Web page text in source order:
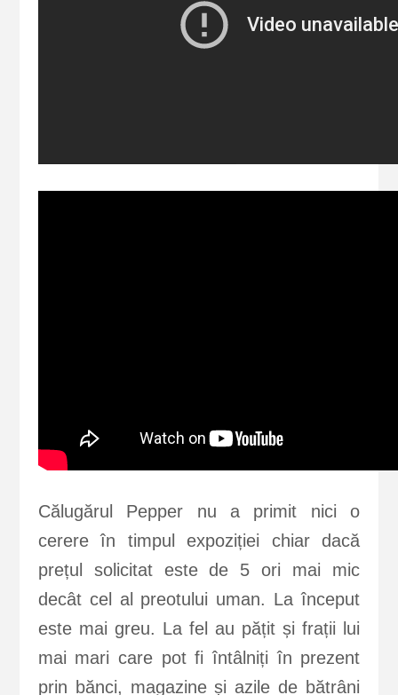
Călugărul Pepper nu a primit nici o
cerere în timpul expoziției chiar dacă
prețul solicitat este de 5 ori mai mic
decât cel al preotului uman. La început
este mai greu. La fel au pățit și frații lui
mai mari care pot fi întâlniți în prezent
prin bănci, magazine și azile de bătrâni